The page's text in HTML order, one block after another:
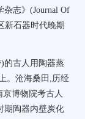
志》(Journal Of
新石器时代晚期
的古人用陶器蒸
。沧海桑田,历经
京博物院考古人
期陶器内壁炭化